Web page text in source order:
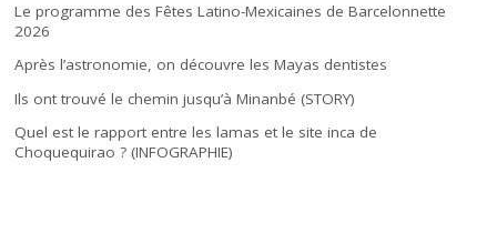
Le programme des Fêtes Latino-Mexicaines de Barcelonnette
2026
Après l’astronomie, on découvre les Mayas dentistes
Ils ont trouvé le chemin jusqu’à Minanbé (STORY)
Quel est le rapport entre les lamas et le site inca de
Choquequirao ? (INFOGRAPHIE)